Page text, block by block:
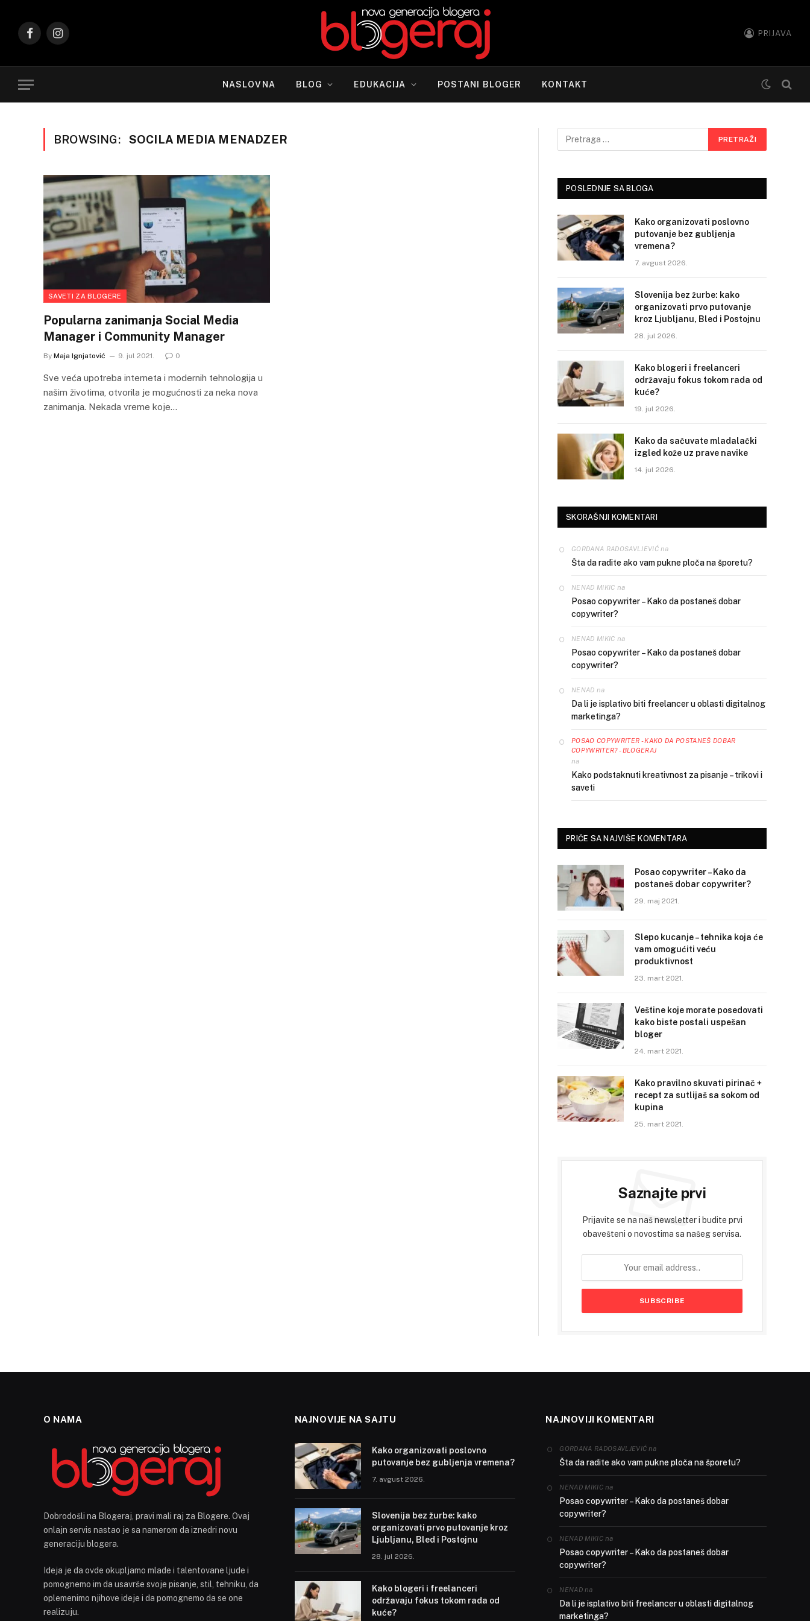
FacebookInstagram
PRIJAVA
NASLOVNA BLOG EDUKACIJA POSTANI BLOGER KONTAKT
BROWSING: SOCILA MEDIA MENADZER
SAVETI ZA BLOGERE
Popularna zanimanja Social Media
Manager i Community Manager
By Maja Ignjatović 9. jul 2021. 0
Sve veća upotreba interneta i modernih tehnologija u
našim životima, otvorila je mogućnosti za neka nova
zanimanja. Nekada vreme koje…
POSLEDNJE SA BLOGA
Kako organizovati poslovno
putovanje bez gubljenja
vremena?
7. avgust 2026.
Slovenija bez žurbe: kako
organizovati prvo putovanje
kroz Ljubljanu, Bled i Postojnu
28. jul 2026.
Kako blogeri i freelanceri
održavaju fokus tokom rada od
kuće?
19. jul 2026.
Kako da sačuvate mladalački
izgled kože uz prave navike
14. jul 2026.
SKORAŠNJI KOMENTARI
GORDANA RADOSAVLJEVIĆna
Šta da radite ako vam pukne ploča na šporetu?
NENAD MIKIC na
Posao copywriter – Kako da postaneš dobar
copywriter?
NENAD MIKIC na
Posao copywriter – Kako da postaneš dobar
copywriter?
NENAD na
Da li je isplativo biti freelancer u oblasti digitalnog
marketinga?
POSAO COPYWRITER - KAKO DA POSTANEŠ DOBAR
COPYWRITER? - BLOGERAJ
na
Kako podstaknuti kreativnost za pisanje – trikovi i
saveti
PRIČE SA NAJVIŠE KOMENTARA
Posao copywriter – Kako da
postaneš dobar copywriter?
29. maj 2021.
Slepo kucanje – tehnika koja će
vam omogućiti veću
produktivnost
23. mart 2021.
Veštine koje morate posedovati
kako biste postali uspešan
bloger
24. mart 2021.
Kako pravilno skuvati pirinač +
recept za sutlijaš sa sokom od
kupina
25. mart 2021.
Saznajte prvi
Prijavite se na naš newsletter i budite prvi
obavešteni o novostima sa našeg servisa.
O NAMA
Dobrodošli na Blogeraj, pravi mali raj za Blogere. Ovaj
onlajn servis nastao je sa namerom da iznedri novu
generaciju blogera.
Ideja je da ovde okupljamo mlade i talentovane ljude i
pomognemo im da usavrše svoje pisanje, stil, tehniku, da
oplemenimo njihove ideje i da pomognemo da se one
realizuju.
NAJNOVIJE NA SAJTU
Kako organizovati poslovno
putovanje bez gubljenja vremena?
7. avgust 2026.
Slovenija bez žurbe: kako
organizovati prvo putovanje kroz
Ljubljanu, Bled i Postojnu
28. jul 2026.
Kako blogeri i freelanceri
održavaju fokus tokom rada od
kuće?
NAJNOVIJI KOMENTARI
GORDANA RADOSAVLJEVIĆ na
Šta da radite ako vam pukne ploča na šporetu?
NENAD MIKICna
Posao copywriter – Kako da postaneš dobar
copywriter?
NENAD MIKICna
Posao copywriter – Kako da postaneš dobar
copywriter?
NENADna
Da li je isplativo biti freelancer u oblasti digitalnog
marketinga?